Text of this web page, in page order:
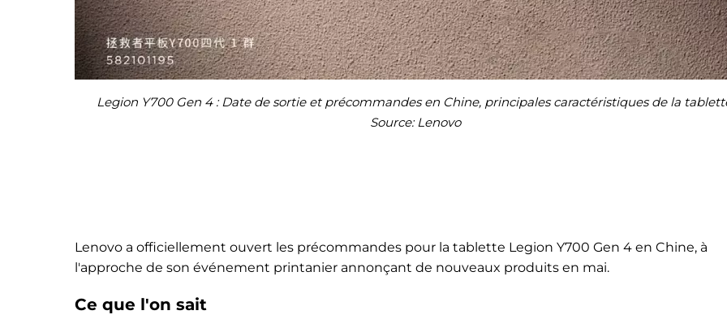
Legion Y700 Gen 4 : Date de sortie et précommandes en Chine, principales caractéristiques de la
Source: Lenovo
Lenovo a officiellement ouvert les précommandes pour la tablette Legion Y700 Gen 4 en Chine, à
l'approche de son événement printanier annonçant de nouveaux produits en mai.
Ce que l'on sait